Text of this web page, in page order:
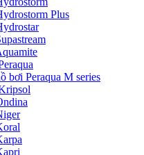
Plus
bơi Peraqua M series